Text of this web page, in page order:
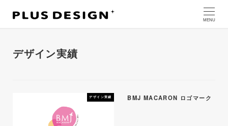
MENU
デザイン実績
デザイン実績 BMJ MACARON ロゴマーク